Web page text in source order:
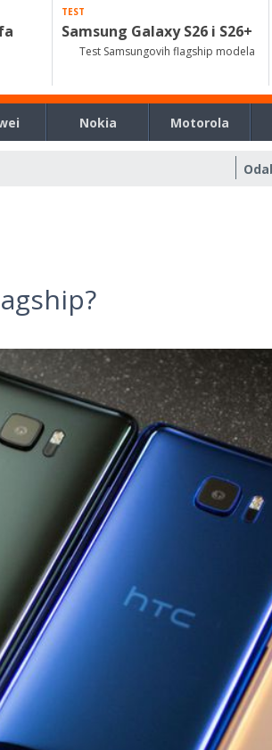
TEST
Samsung Galaxy S26 i S26+
Test Samsungovih flagship modela
Nokia Motorola